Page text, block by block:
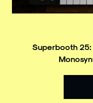
Superbooth